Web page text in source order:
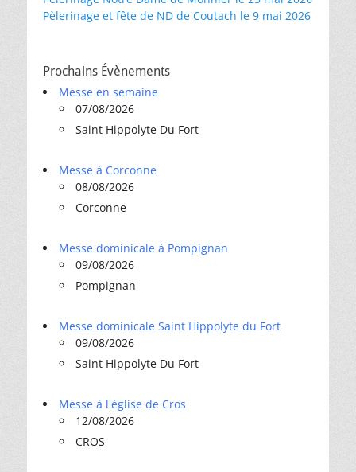
Pèlerinage et fête de ND de Coutach le 9 mai 2026
Prochains Évènements
Messe en semaine
07/08/2026
Saint Hippolyte Du Fort
Messe à Corconne
08/08/2026
Corconne
Messe dominicale à Pompignan
09/08/2026
Pompignan
Messe dominicale Saint Hippolyte du Fort
09/08/2026
Saint Hippolyte Du Fort
Messe à l'église de Cros
12/08/2026
CROS